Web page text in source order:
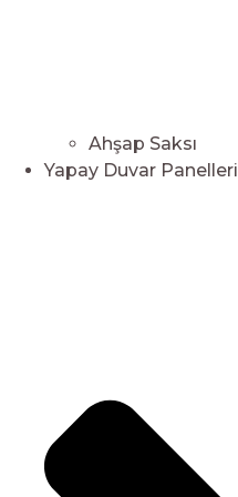
Ahşap Saksı
Yapay Duvar Panelleri